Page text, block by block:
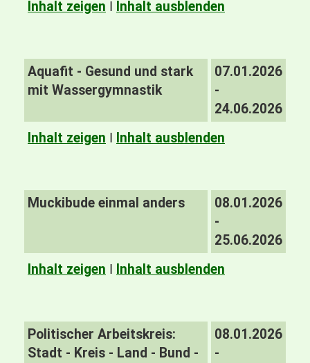
Inhalt zeigen I Inhalt ausblenden
Aquafit - Gesund und stark
mit Wassergymnastik
07.01.2026
-
24.06.2026
Inhalt zeigen I Inhalt ausblenden
Muckibude einmal anders
08.01.2026
-
25.06.2026
Inhalt zeigen I Inhalt ausblenden
Politischer Arbeitskreis:
Stadt - Kreis - Land - Bund -
08.01.2026
-